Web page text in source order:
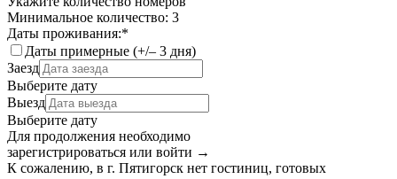
Минимальное количество: 3
Даты проживания:*
Даты примерные (+/– 3 дня)
Заезд
Выберите дату
Выезд
Выберите дату
Для продолжения необходимо
зарегистрироваться или войти →
К сожалению, в г. Пятигорск нет гостиниц, готовых